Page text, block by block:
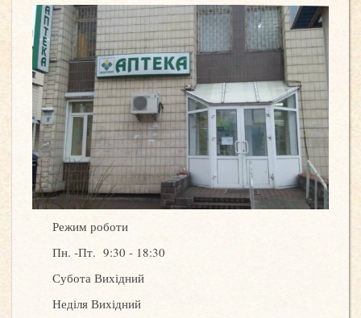
Режим роботи
Пн. -Пт. 9:30 - 18:30
Субота Вихідний
Неділя Вихідний